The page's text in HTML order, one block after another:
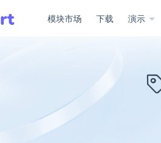
模块市场 下载 演示